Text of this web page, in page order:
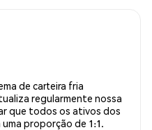
de carteira fria
regularmente nossa
que todos os ativos dos
proporção de 1:1.